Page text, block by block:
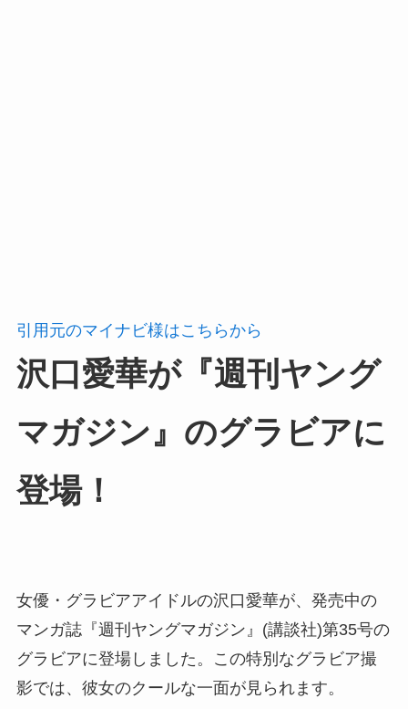
引用元のマイナビ様はこちらから
沢口愛華が『週刊ヤング
マガジン』のグラビアに
登場！
女優・グラビアアイドルの沢口愛華が、発売中の
マンガ誌『週刊ヤングマガジン』(講談社)第35号の
グラビアに登場しました。この特別なグラビア撮
影では、彼女のクールな一面が見られます。